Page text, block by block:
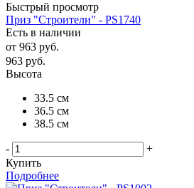
Быстрый просмотр
Приз "Строители" - PS1740
Есть в наличии
от 963 руб.
963 руб.
Высота
33.5 см
36.5 см
38.5 см
-
+
Купить
Подробнее